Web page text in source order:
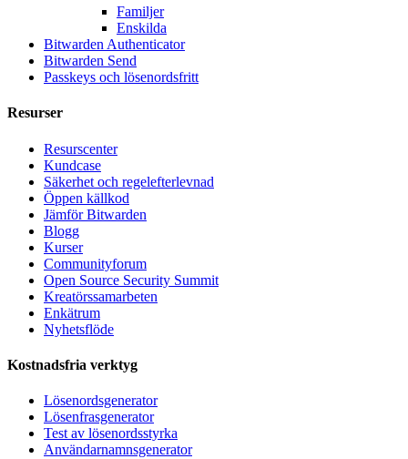
Familjer
Enskilda
Bitwarden Authenticator
Bitwarden Send
Passkeys och lösenordsfritt
Resurser
Resurscenter
Kundcase
Säkerhet och regelefterlevnad
Öppen källkod
Jämför Bitwarden
Blogg
Kurser
Communityforum
Open Source Security Summit
Kreatörssamarbeten
Enkätrum
Nyhetsflöde
Kostnadsfria verktyg
Lösenordsgenerator
Lösenfrasgenerator
Test av lösenordsstyrka
Användarnamnsgenerator